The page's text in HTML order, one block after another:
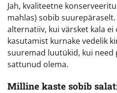
Jah, kvaliteetne
mahlas) sobib
alternatiiv, kui värsket kala ei
kasutamist kurnake vedelik
suuremad luutükid, kui need
sattunud olema.
Milline kaste sobib